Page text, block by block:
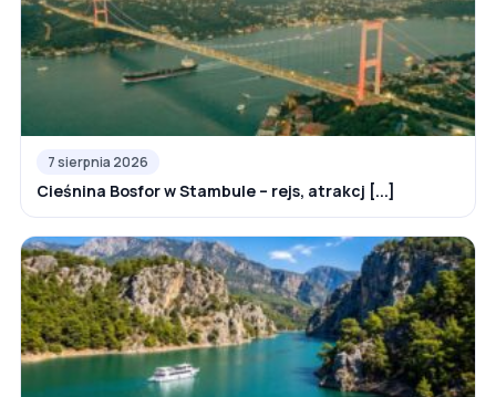
7 sierpnia 2026
Cieśnina Bosfor w Stambule – rejs, atrakcj [...]